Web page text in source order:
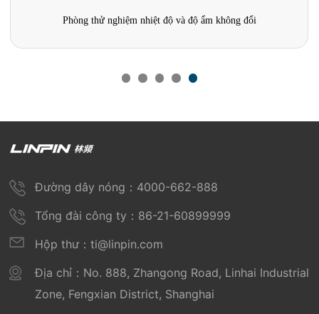
Phòng thử nghiệm nhiệt độ và độ ẩm không đổi
Đường dây nóng：4000-662-888
Tổng đài công ty：86-21-60899999
Hộp thư：ti@linpin.com
Địa chỉ：No. 888, Zhangong Road, Linhai Industrial
Zone, Fengxian District, Shanghai